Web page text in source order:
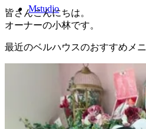
Mstudio
Aloha hula アロハフラ
ウォーキング
皆さんこんにちは。
オーナーの小林です。
最近のベルハウスのおすすめメニ